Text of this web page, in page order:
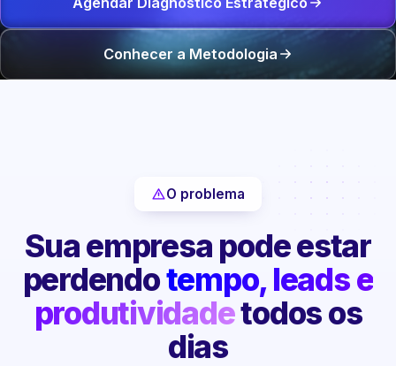
Conhecer a Metodologia
O problema
Sua empresa pode estar
perdendotempo, leads e
produtividadetodos os
dias